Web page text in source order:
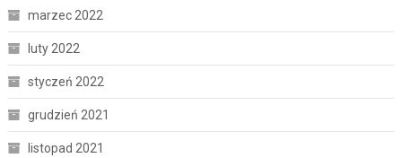
marzec 2022
luty 2022
styczeń 2022
grudzień 2021
listopad 2021